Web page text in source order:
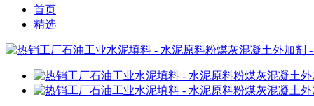
首页
精选